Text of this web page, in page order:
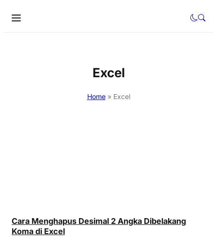
Excel
Home» Excel
Cara Menghapus Desimal 2 Angka Dibelakang
Koma di Excel